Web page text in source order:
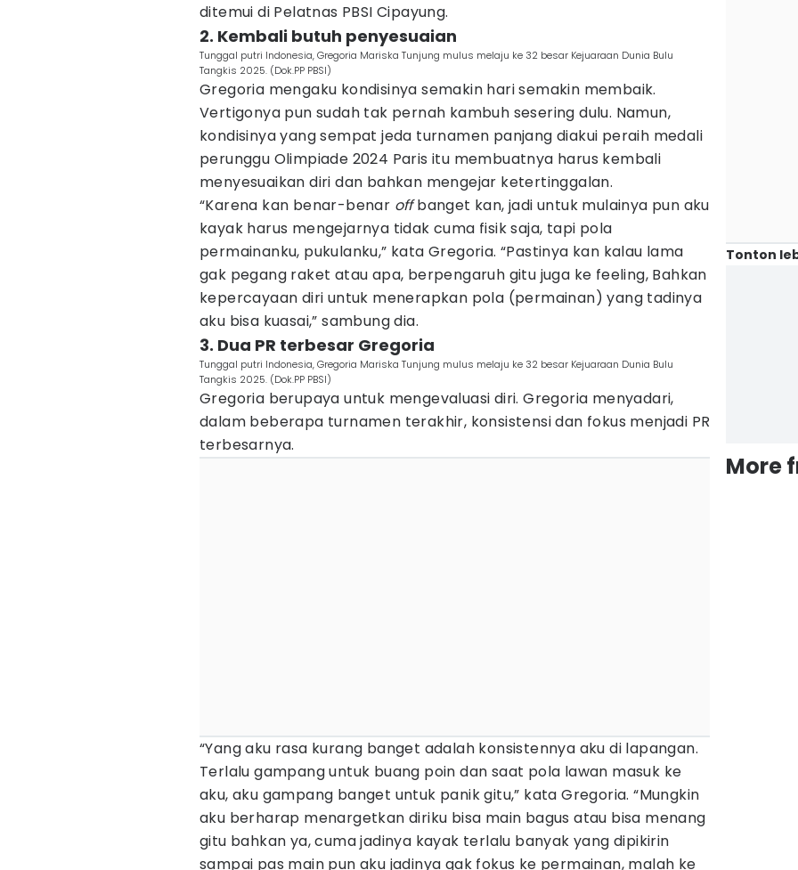
ditemui di Pelatnas PBSI Cipayung.
2. Kembali butuh penyesuaian
Tunggal putri Indonesia, Gregoria Mariska Tunjung mulus melaju ke 32 besar Kejuaraan Dunia Bulu
Tangkis 2025. (Dok.PP PBSI)
Gregoria mengaku kondisinya semakin hari semakin membaik.
Vertigonya pun sudah tak pernah kambuh sesering dulu. Namun,
kondisinya yang sempat jeda turnamen panjang diakui peraih medali
perunggu Olimpiade 2024 Paris itu membuatnya harus kembali
menyesuaikan diri dan bahkan mengejar ketertinggalan.
“Karena kan benar-benar offbanget kan, jadi untuk mulainya pun aku
kayak harus mengejarnya tidak cuma fisik saja, tapi pola
permainanku, pukulanku,” kata Gregoria. “Pastinya kan kalau lama
gak pegang raket atau apa, berpengaruh gitu juga ke feeling, Bahkan
kepercayaan diri untuk menerapkan pola (permainan) yang tadinya
aku bisa kuasai,” sambung dia.
3. Dua PR terbesar Gregoria
Tunggal putri Indonesia, Gregoria Mariska Tunjung mulus melaju ke 32 besar Kejuaraan Dunia Bulu
Tangkis 2025. (Dok.PP PBSI)
Gregoria berupaya untuk mengevaluasi diri. Gregoria menyadari,
dalam beberapa turnamen terakhir, konsistensi dan fokus menjadi PR
terbesarnya.
“Yang aku rasa kurang banget adalah konsistennya aku di lapangan.
Terlalu gampang untuk buang poin dan saat pola lawan masuk ke
aku, aku gampang banget untuk panik gitu,” kata Gregoria. “Mungkin
aku berharap menargetkan diriku bisa main bagus atau bisa menang
gitu bahkan ya, cuma jadinya kayak terlalu banyak yang dipikirin
sampai pas main pun aku jadinya gak fokus ke permainan, malah ke
Tonton
More